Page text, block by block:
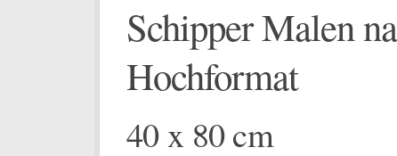
Schipper Malen
Hochformat
40 x 80 cm